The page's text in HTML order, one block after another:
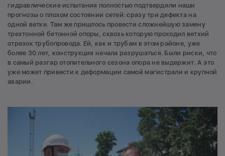
гидравлические испытания полностью подтвердили наши
прогнозы о плохом состоянии сетей: сразу три дефекта на
одной ветке. Там же пришлось провести сложнейшую замену
трехтонной бетонной опоры, сквозь которую проходил ветхий
отрезок трубопровода. Ей, как и трубам в этом районе, уже
более 30 лет, конструкция начала разрушаться. Были риски, что
в самый разгар отопительного сезона опора не выдержит. А это
уже может привести к деформации самой магистрали и крупной
аварии.